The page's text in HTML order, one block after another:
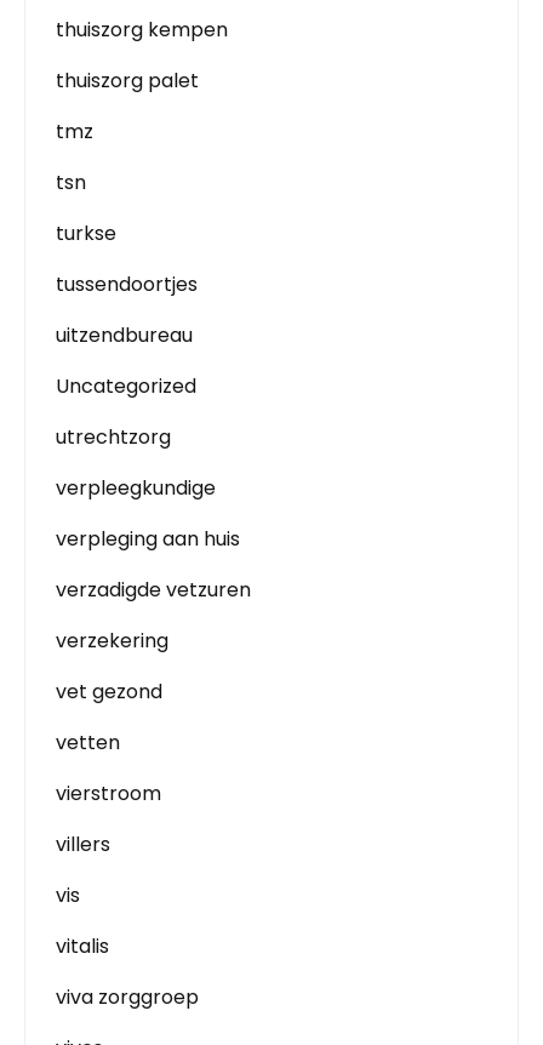
thuiszorg kempen
thuiszorg palet
tmz
tsn
turkse
tussendoortjes
uitzendbureau
Uncategorized
utrechtzorg
verpleegkundige
verpleging aan huis
verzadigde vetzuren
verzekering
vet gezond
vetten
vierstroom
villers
vis
vitalis
viva zorggroep